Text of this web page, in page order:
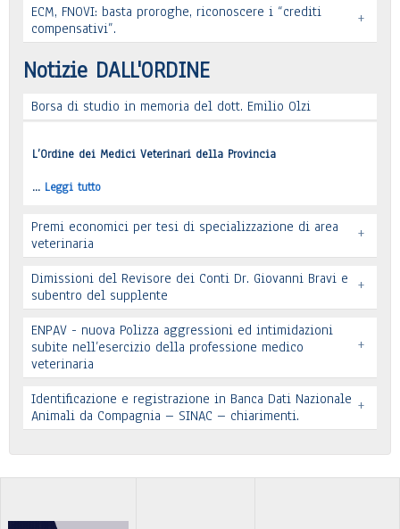
Leggi tutto
Premio “Il peso delle cose” - Candidature
… Leggi tutto
ECM, FNOVI: basta proroghe, riconoscere i “crediti
compensativi”.
+
Leggi tutto
Notizie DALL'ORDINE
Borsa di studio in memoria del dott. Emilio Olzi
L’Ordine dei Medici Veterinari della Provincia
… Leggi tutto
Premi economici per tesi di specializzazione di area
veterinaria
+
Leggi tutto
Dimissioni del Revisore dei Conti Dr. Giovanni Bravi e
subentro del supplente
+
Leggi tutto
ENPAV - nuova Polizza aggressioni ed intimidazioni
subite nell’esercizio della professione medico
veterinaria
+
In allegato si pubblica lettera pervenuta
Identificazione e registrazione in Banca Dati Nazionale
Animali da Compagnia – SINAC – chiarimenti.
+